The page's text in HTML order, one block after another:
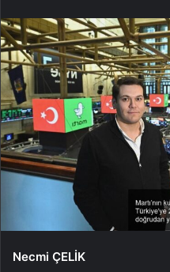
Necmi ÇELİK